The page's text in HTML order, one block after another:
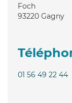
Foch
93220 Gagny
01 56 49 22 44